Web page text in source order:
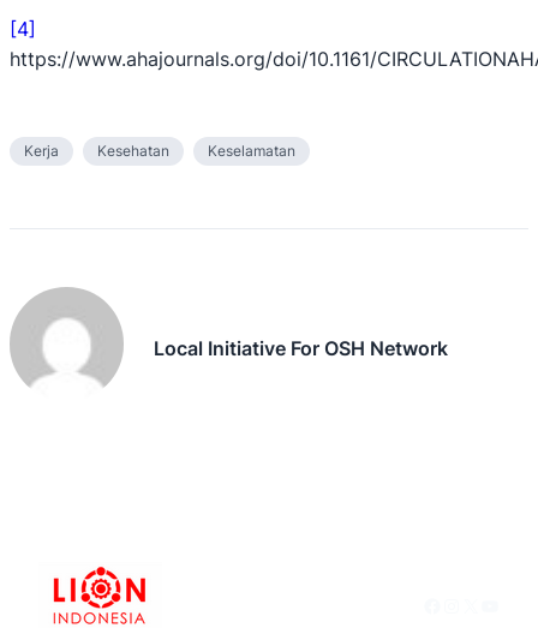
[4]
https://www.ahajournals.org/doi/10.1161/
Kerja Kesehatan Keselamatan
Local Initiative For OSH Network